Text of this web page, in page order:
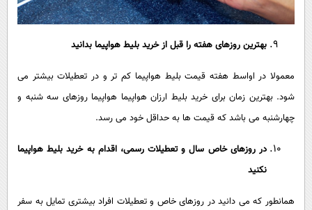
بهترین روزهای هفته را قبل از خرید بلیط هواپیما بدانید
معمولا در اواسط هفته قیمت بلیط هواپیما کم تر و در تعطیلات بیشتر می
شود. بهترین زمان برای خرید بلیط ارزان هواپیما هواپیما روزهای سه شنبه و
چهارشنبه می باشد که قیمت ها به حداقل خود می رسد.
در روزهای خاص سال و تعطیلات رسمی، اقدام به خرید بلیط هواپیما
نکنید
همانطور که می دانید در روزهای خاص و تعطیلات افراد بیشتری تمایل به سفر